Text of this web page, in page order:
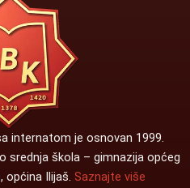
internatom je osnovan 1999.
srednja škola – gimnazija općeg
općina Ilijaš. Saznajte više